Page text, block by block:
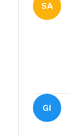
SA
GI